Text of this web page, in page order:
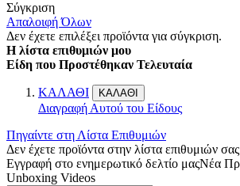
Σύγκριση
Απαλοιφή Όλων
Δεν έχετε επιλέξει προϊόντα για σύγκριση.
Η λίστα επιθυμιών μου
Είδη που Προστέθηκαν Τελευταία
ΚΑΛΑΘΙ ΚΑΛΑΘΙ
Διαγραφή Αυτού του Είδους
Πηγαίντε στη Λίστα Επιθυμιών
Δεν έχετε προϊόντα στην λίστα επιθυμιών
Εγγραφή στο ενημερωτικό δελτίο μαςΝέα
Unboxing Videos